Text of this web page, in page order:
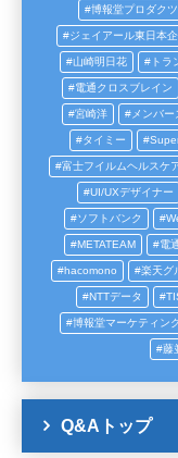
博報堂プロダクツ
ジェイアール東日本
山崎明日花 トラ
電通クロスブレイン
宮崎洋 メンバー
タイミー
富士フイルムヘルスケ
UI/UXデザイナー
ソフトバンク
METATEAM 電
hacomono 楽天グ
NTTデータ
博報堂マーケティン
藤
Q&Aトップ